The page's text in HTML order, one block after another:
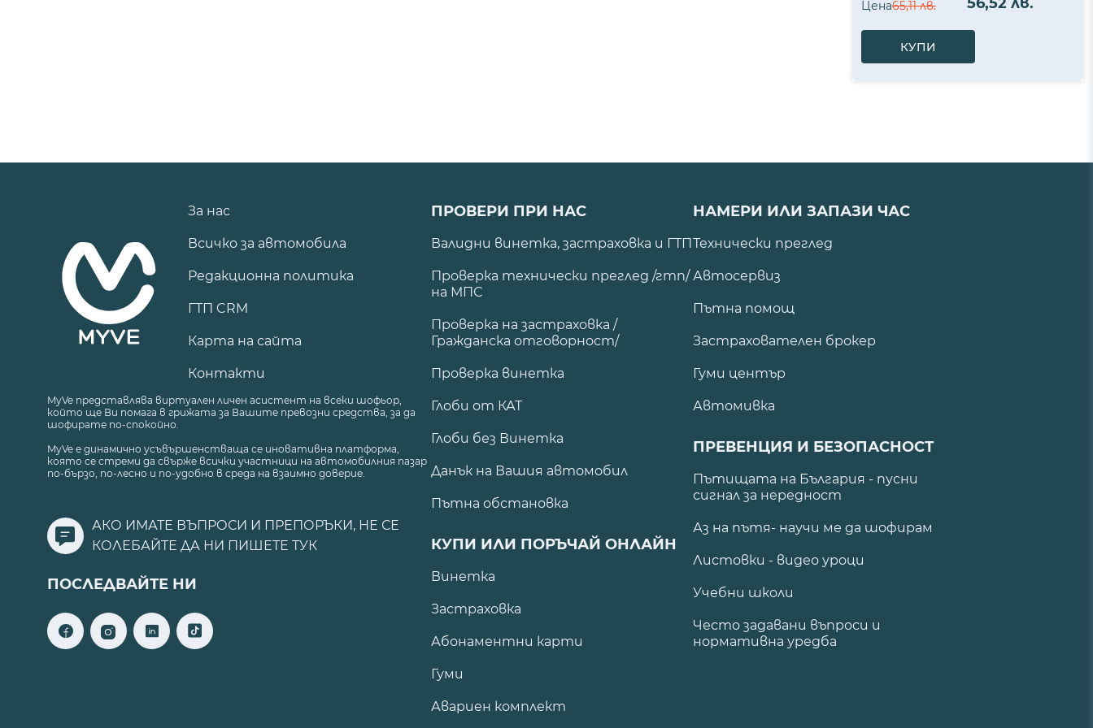
Цена65,11 лв.
КУПИ
За нас
Всичко за автомобила
Редакционна политика
ГТП CRM
Карта на сайта
Контакти
MyVe представлява виртуален личен асистент на всеки шофьор,
който ще Ви помага в грижата за Вашите превозни средства, за да
шофирате по-спокойно.
MyVe е динамично усъвършенстваща се иновативна платформа,
която се стреми да свърже всички участници на автомобилния пазар
по-бързо, по-лесно и по-удобно в среда на взаимно доверие.
АКО ИМАТЕ ВЪПРОСИ И ПРЕПОРЪКИ, НЕ СЕ
КОЛЕБАЙТЕ ДА НИ ПИШЕТЕ ТУК
ПОСЛЕДВАЙТЕ НИ
ПРОВЕРИ ПРИ НАС
Валидни винетка, застраховка и ГТП
Проверка технически преглед /гтп/
на МПС
Проверка на застраховка /
Гражданска отговорност/
Проверка винетка
Глоби от КАТ
Глоби без Винетка
Данък на Вашия автомобил
Пътна обстановка
КУПИ ИЛИ ПОРЪЧАЙ ОНЛАЙН
Винетка
Застраховка
Абонаментни карти
Гуми
Авариен комплект
НАМЕРИ ИЛИ ЗАПАЗИ ЧАС
Технически преглед
Автосервиз
Пътна помощ
Застрахователен брокер
Гуми център
Автомивка
ПРЕВЕНЦИЯ И БЕЗОПАСНОСТ
Пътищата на България - пусни
сигнал за нередност
Аз на пътя- научи ме да шофирам
Листовки - видео уроци
Учебни школи
Често задавани въпроси и
нормативна уредба